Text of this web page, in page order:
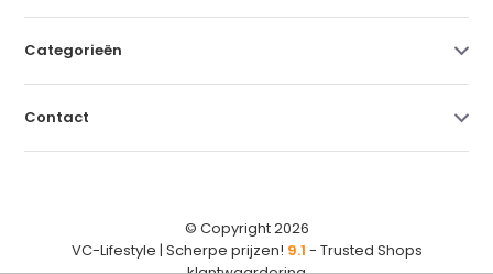
Categorieën
Contact
© Copyright 2026
VC-Lifestyle | Scherpe prijzen! 9.1 - Trusted Shops